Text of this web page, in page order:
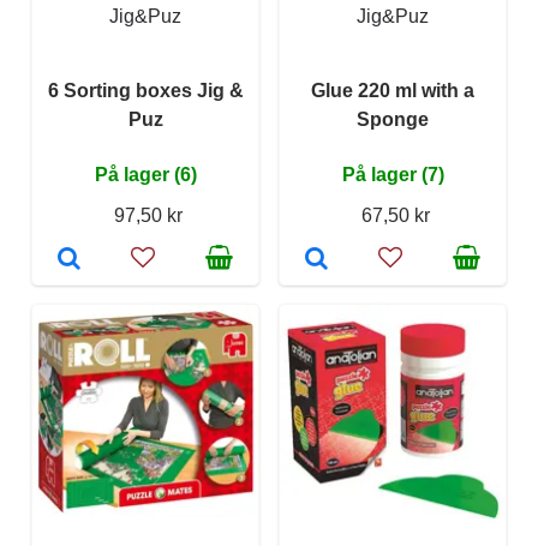
Jig&Puz
6 Sorting boxes Jig &
Puz
På lager (6)
97,50 kr
Jig&Puz
Glue 220 ml with a
Sponge
På lager (7)
67,50 kr